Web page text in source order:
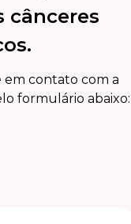
cânceres
em contato com a
formulário abaixo: